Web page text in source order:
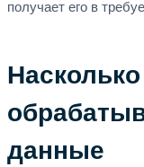
получает его в
данные